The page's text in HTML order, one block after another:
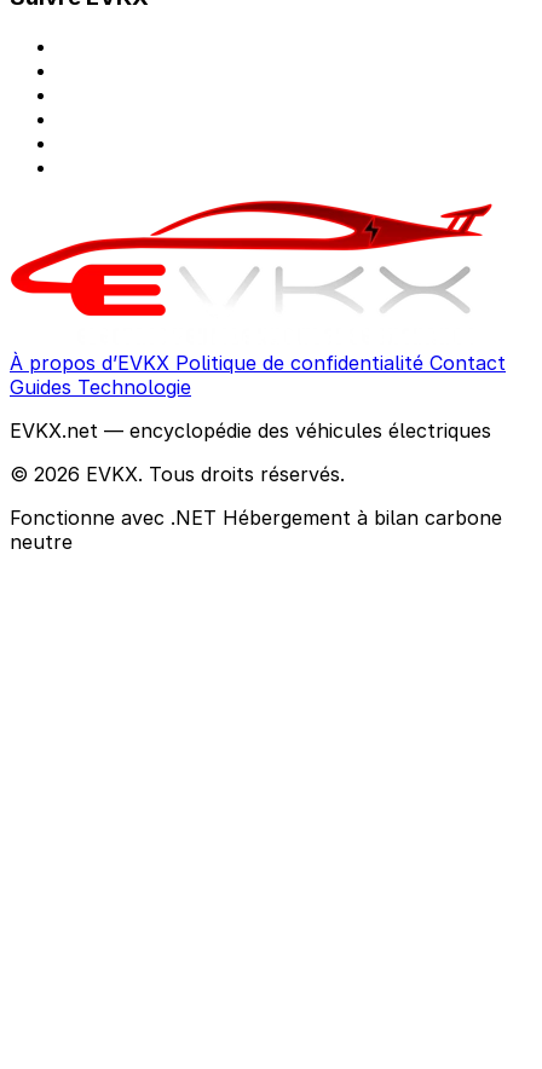
À propos d’EVKX Politique de confidentialité Contact
Guides Technologie
EVKX.net — encyclopédie des véhicules électriques
© 2026 EVKX. Tous droits réservés.
Fonctionne avec .NET Hébergement à bilan carbone
neutre